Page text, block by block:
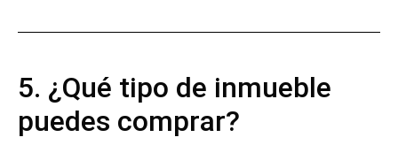
5. ¿Qué tipo de inmueble
puedes comprar?